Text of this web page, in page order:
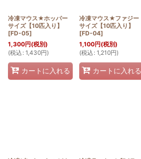
冷凍マウス★ホッパー
サイズ【10匹入り】
[FD-05]
1,300円(税別)
(税込 : 1,430円)
カートに入れる
冷凍マウス★ファジー
サイズ【10匹入り】
[FD-04]
1,100円(税別)
(税込 : 1,210円)
カートに入れる